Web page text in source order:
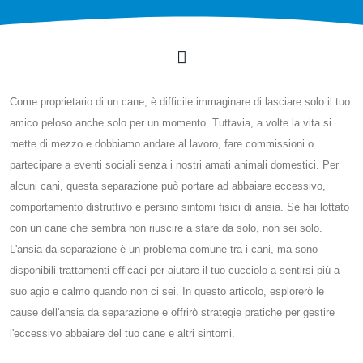
Come proprietario di un cane, è difficile immaginare di lasciare solo il tuo
amico peloso anche solo per un momento. Tuttavia, a volte la vita si
mette di mezzo e dobbiamo andare al lavoro, fare commissioni o
partecipare a eventi sociali senza i nostri amati animali domestici. Per
alcuni cani, questa separazione può portare ad abbaiare eccessivo,
comportamento distruttivo e persino sintomi fisici di ansia. Se hai lottato
con un cane che sembra non riuscire a stare da solo, non sei solo.
L'ansia da separazione è un problema comune tra i cani, ma sono
disponibili trattamenti efficaci per aiutare il tuo cucciolo a sentirsi più a
suo agio e calmo quando non ci sei. In questo articolo, esplorerò le
cause dell'ansia da separazione e offrirò strategie pratiche per gestire
l'eccessivo abbaiare del tuo cane e altri sintomi.